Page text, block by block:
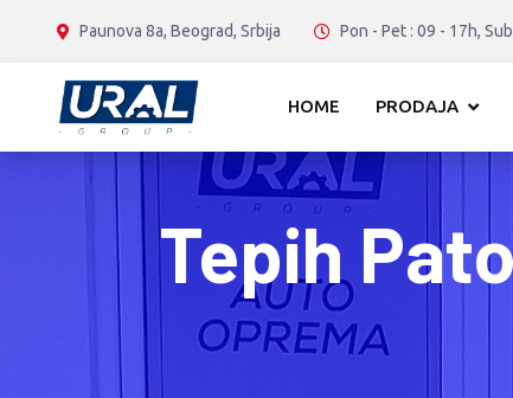
Paunova 8a, Beograd, Srbija Pon - Pet : 09 - 17h,
HOME PRODAJA
Tepih